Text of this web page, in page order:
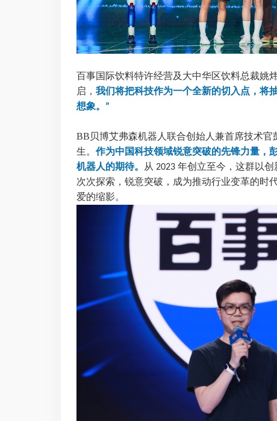
百事国际饮料特许经营及大中华区饮料总裁姚
启，我们将把科技作为一个全新的切入点，将
想象。 ”
BB贝博艾弗森机器人联合创始人兼首席技术
生。作为中国科技领域锐意突破的先锋力量，
机器人的期待。
从 2023年创立至今，这群以创
次次探索，锐意突破，成为推动行业变革的时
爱的缩影。